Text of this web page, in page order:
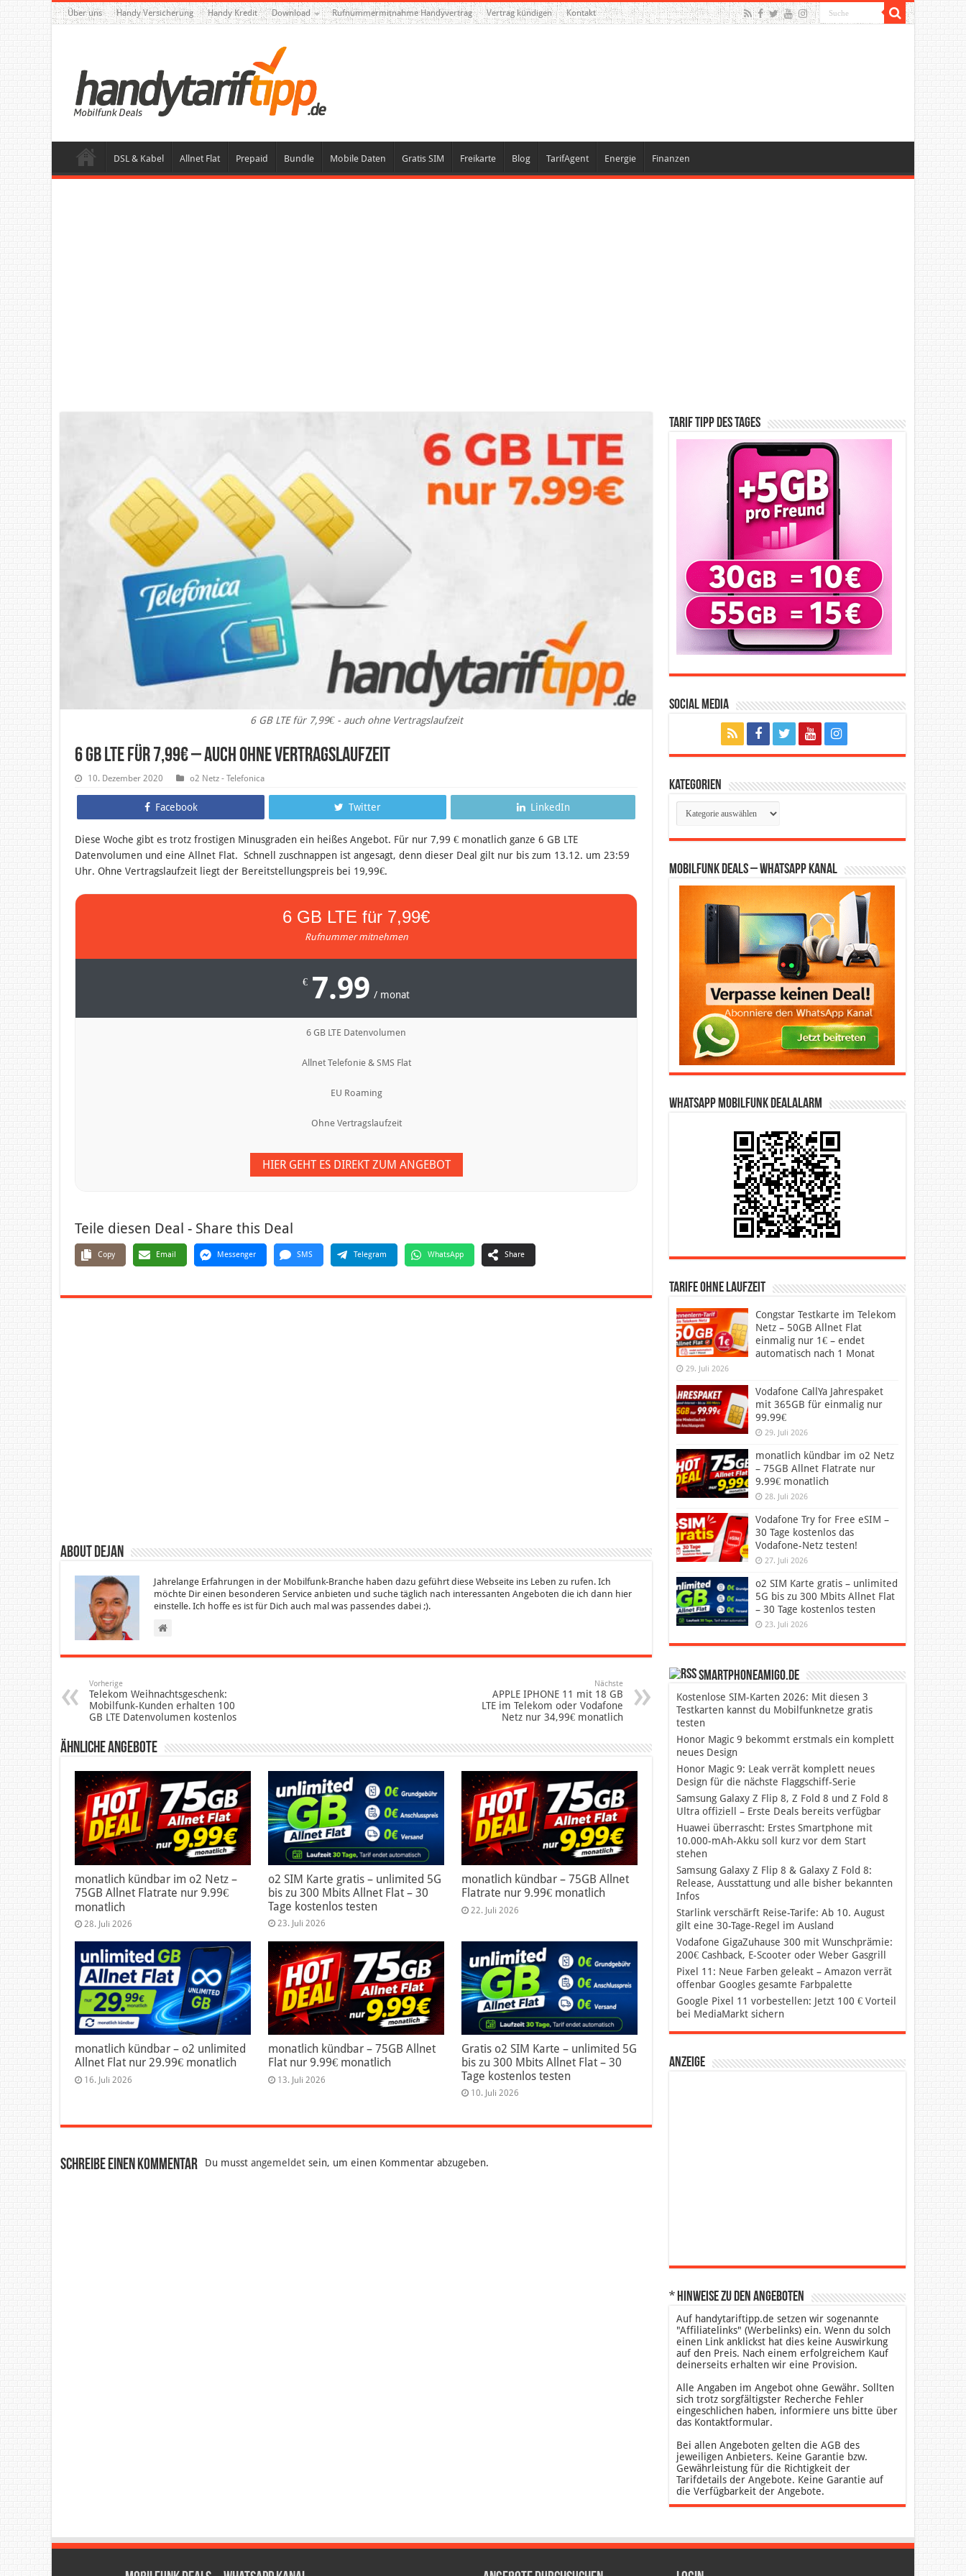
Über uns Handy Versicherung Handy Kredit Download Rufnummermitnahme Handyvertrag Vertrag kündigen Kontakt
DSL & Kabel Allnet Flat Prepaid Bundle Mobile Daten Gratis SIM Freikarte Blog TarifAgent Energie Finanzen
6 GB LTE für 7,99€ - auch ohne Vertragslaufzeit
6 GB LTE für 7,99€ – auch ohne Vertragslaufzeit
10. Dezember 2020 o2 Netz - Telefonica
Facebook Twitter LinkedIn
Diese Woche gibt es trotz frostigen Minusgraden ein heißes Angebot. Für nur 7,99 € monatlich ganze 6 GB LTE
Datenvolumen und eine Allnet Flat. Schnell zuschnappen ist angesagt, denn dieser Deal gilt nur bis zum 13.12. um 23:59
Uhr. Ohne Vertragslaufzeit liegt der Bereitstellungspreis bei 19,99€.
6 GB LTE für 7,99€
Rufnummer mitnehmen
€ 7.99 / monat
6 GB LTE Datenvolumen
Allnet Telefonie & SMS Flat
EU Roaming
Ohne Vertragslaufzeit
HIER GEHT ES DIREKT ZUM ANGEBOT
Teile diesen Deal - Share this Deal
Copy Email Messenger SMS Telegram WhatsApp Share
About Dejan
Jahrelange Erfahrungen in der Mobilfunk-Branche haben dazu geführt diese Webseite ins Leben zu rufen. Ich
möchte Dir einen besonderen Service anbieten und suche täglich nach interessanten Angeboten die ich dann hier
einstelle. Ich hoffe es ist für Dich auch mal was passendes dabei ;).
Vorherige
Telekom Weihnachtsgeschenk:
Mobilfunk-Kunden erhalten 100
GB LTE Datenvolumen kostenlos
Nächste
APPLE IPHONE 11 mit 18 GB
LTE im Telekom oder Vodafone
Netz nur 34,99€ monatlich
Ähnliche Angebote
monatlich kündbar im o2 Netz –
75GB Allnet Flatrate nur 9.99€
monatlich
28. Juli 2026
o2 SIM Karte gratis – unlimited 5G
bis zu 300 Mbits Allnet Flat – 30
Tage kostenlos testen
23. Juli 2026
monatlich kündbar – 75GB Allnet
Flatrate nur 9.99€ monatlich
22. Juli 2026
monatlich kündbar – o2 unlimited
Allnet Flat nur 29.99€ monatlich
16. Juli 2026
monatlich kündbar – 75GB Allnet
Flat nur 9.99€ monatlich
13. Juli 2026
Gratis o2 SIM Karte – unlimited 5G
bis zu 300 Mbits Allnet Flat – 30
Tage kostenlos testen
10. Juli 2026
Schreibe einen Kommentar Du musst angemeldet sein, um einen Kommentar abzugeben.
Tarif Tipp des Tages
Social Media
Kategorien
Kategorien
Mobilfunk Deals – WhatsApp Kanal
WhatsApp Mobilfunk DealAlarm
Tarife ohne Laufzeit
Congstar Testkarte im Telekom
Netz – 50GB Allnet Flat
einmalig nur 1€ – endet
automatisch nach 1 Monat
29. Juli 2026
Vodafone CallYa Jahrespaket
mit 365GB für einmalig nur
99.99€
29. Juli 2026
monatlich kündbar im o2 Netz
– 75GB Allnet Flatrate nur
9.99€ monatlich
28. Juli 2026
Vodafone Try for Free eSIM –
30 Tage kostenlos das
Vodafone-Netz testen!
27. Juli 2026
o2 SIM Karte gratis – unlimited
5G bis zu 300 Mbits Allnet Flat
– 30 Tage kostenlos testen
23. Juli 2026
SmartphoneAmigo.de
Kostenlose SIM-Karten 2026: Mit diesen 3
Testkarten kannst du Mobilfunknetze gratis
testen
Honor Magic 9 bekommt erstmals ein komplett
neues Design
Honor Magic 9: Leak verrät komplett neues
Design für die nächste Flaggschiff-Serie
Samsung Galaxy Z Flip 8, Z Fold 8 und Z Fold 8
Ultra offiziell – Erste Deals bereits verfügbar
Huawei überrascht: Erstes Smartphone mit
10.000-mAh-Akku soll kurz vor dem Start
stehen
Samsung Galaxy Z Flip 8 & Galaxy Z Fold 8:
Release, Ausstattung und alle bisher bekannten
Infos
Starlink verschärft Reise-Tarife: Ab 10. August
gilt eine 30-Tage-Regel im Ausland
Vodafone GigaZuhause 300 mit Wunschprämie:
200€ Cashback, E-Scooter oder Weber Gasgrill
Pixel 11: Neue Farben geleakt – Amazon verrät
offenbar Googles gesamte Farbpalette
Google Pixel 11 vorbestellen: Jetzt 100 € Vorteil
bei MediaMarkt sichern
Anzeige
* Hinweise zu den Angeboten
Auf handytariftipp.de setzen wir sogenannte
"Affiliatelinks" (Werbelinks) ein. Wenn du solch
einen Link anklickst hat dies keine Auswirkung
auf den Preis. Nach einem erfolgreichem Kauf
deinerseits erhalten wir eine Provision.
Alle Angaben im Angebot ohne Gewähr. Sollten
sich trotz sorgfältigster Recherche Fehler
eingeschlichen haben, informiere uns bitte über
das Kontaktformular.
Bei allen Angeboten gelten die AGB des
jeweiligen Anbieters. Keine Garantie bzw.
Gewährleistung für die Richtigkeit der
Tarifdetails der Angebote. Keine Garantie auf
die Verfügbarkeit der Angebote.